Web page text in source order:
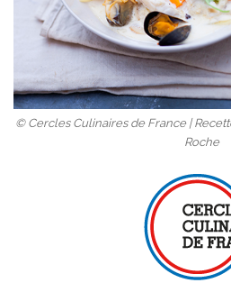
© Cercles Culinaires de France |
Roche